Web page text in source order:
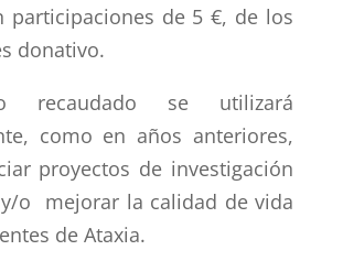
participaciones de 5 €, de los
donativo.
recaudado se utilizará
como en años anteriores,
proyectos de investigación
o mejorar la calidad de vida
de Ataxia.